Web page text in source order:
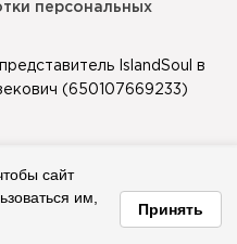
IslandSoul в
(650107669233)
персональных
сайт
им,
Принять